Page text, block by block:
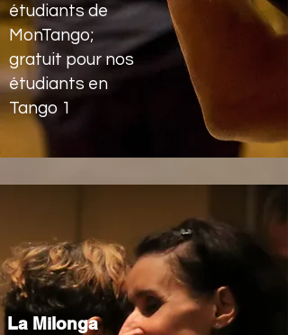
étudiants de
MonTango;
gratuit pour nos
étudiants en
Tango 1
La Milonga